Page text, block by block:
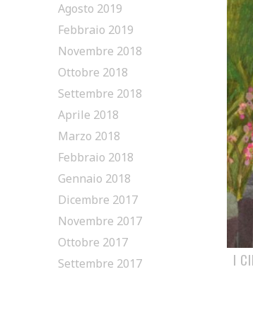
I
Agosto 2019
Febbraio 2019
Novembre 2018
Ottobre 2018
Settembre 2018
Aprile 2018
Marzo 2018
Febbraio 2018
Gennaio 2018
Dicembre 2017
Novembre 2017
Ottobre 2017
Settembre 2017